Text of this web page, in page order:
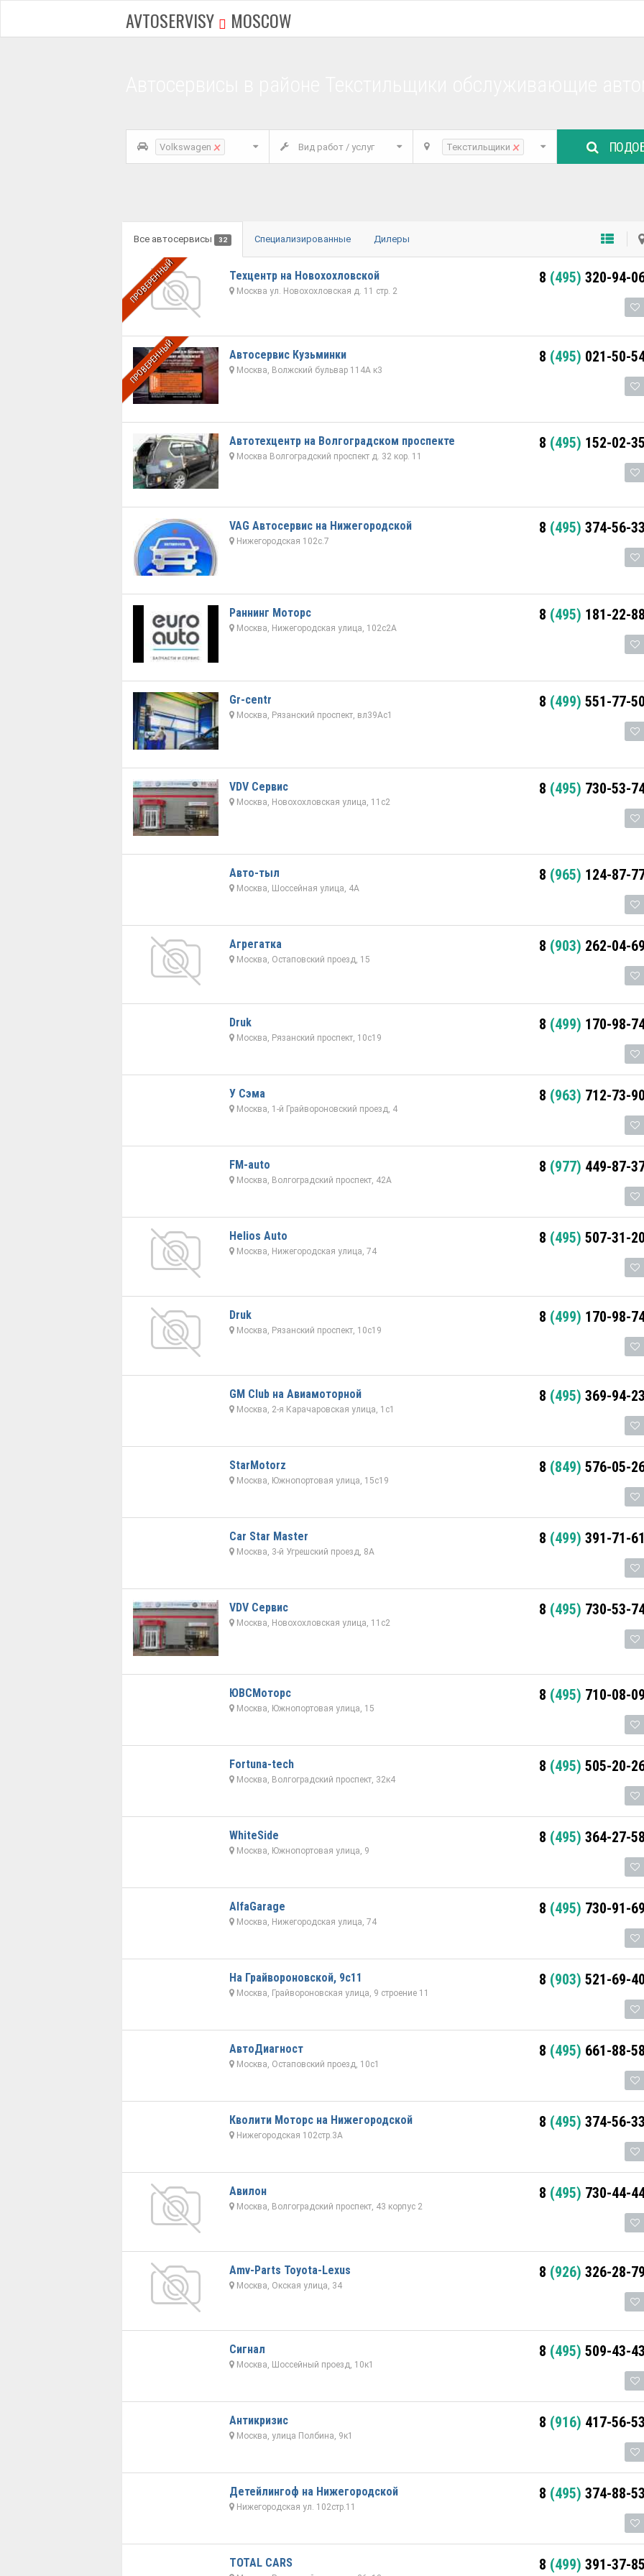
AVTOSERVISY MOSCOW
Volkswagen × Вид работ / услуг Текстильщики ×
Все автосервисы 32 Специализированные Дилеры
ПРОВЕРЕННЫЙ Техцентр на Новохохловской
Москва ул. Новохохловская д. 11 стр. 2
8 (495) 320-94-
ПРОВЕРЕННЫЙ Автосервис Кузьминки
Москва, Волжский бульвар 114А к3
8 (495) 021-50-
Автотехцентр на Волгоградском проспекте
Москва Волгоградский проспект д. 32 кор. 11
8 (495) 152-02-35
VAG Автосервис на Нижегородской
Нижегородская 102с.7
8 (495) 374-56-33
Раннинг Моторс
Москва, Нижегородская улица, 102с2А
8 (495) 181-22-88
Gr-centr
Москва, Рязанский проспект, вл39Ас1
8 (499) 551-77-50
VDV Сервис
Москва, Новохохловская улица, 11с2
8 (495) 730-53-
Авто-тыл
Москва, Шоссейная улица, 4А
8 (965) 124-87-
Агрегатка
Москва, Остаповский проезд, 15
8 (903) 262-04-69
Druk
Москва, Рязанский проспект, 10с19
8 (499) 170-98-
У Сэма
Москва, 1-й Грайвороновский проезд, 4
8 (963) 712-73-90
FM-auto
Москва, Волгоградский проспект, 42А
8 (977) 449-87-
Helios Auto
Москва, Нижегородская улица, 74
8 (495) 507-31-20
Druk
Москва, Рязанский проспект, 10с19
8 (499) 170-98-
GM Club на Авиамоторной
Москва, 2-я Карачаровская улица, 1с1
8 (495) 369-94-23
StarMotorz
Москва, Южнопортовая улица, 15с19
8 (849) 576-05-
Car Star Master
Москва, 3-й Угрешский проезд, 8А
8 (499) 391-71-61
VDV Сервис
Москва, Новохохловская улица, 11с2
8 (495) 730-53-
ЮВСМоторс
Москва, Южнопортовая улица, 15
8 (495) 710-08-09
Fortuna-tech
Москва, Волгоградский проспект, 32к4
8 (495) 505-20-
WhiteSide
Москва, Южнопортовая улица, 9
8 (495) 364-27-58
AlfaGarage
Москва, Нижегородская улица, 74
8 (495) 730-91-69
На Грайвороновской, 9с11
Москва, Грайвороновская улица, 9 строение 11
8 (903) 521-69-40
АвтоДиагност
Москва, Остаповский проезд, 10с1
8 (495) 661-88-58
Кволити Моторс на Нижегородской
Нижегородская 102стр.3А
8 (495) 374-56-33
Авилон
Москва, Волгоградский проспект, 43 корпус 2
8 (495) 730-44-
Amv-Parts Toyota-Lexus
Москва, Окская улица, 34
8 (926) 326-28-79
Сигнал
Москва, Шоссейный проезд, 10к1
8 (495) 509-43-43
Антикризис
Москва, улица Полбина, 9к1
8 (916) 417-56-53
Детейлингоф на Нижегородской
Нижегородская ул. 102стр.11
8 (495) 374-88-53
TOTAL CARS 8 (499) 391-37-85